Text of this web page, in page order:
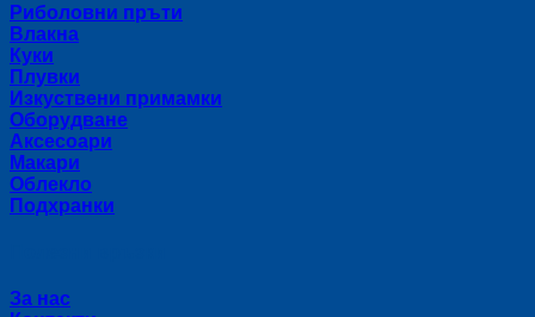
Риболовни пръти
Влакна
Куки
Плувки
Изкуствени примамки
Оборудване
Аксесоари
Макари
Облекло
Подхранки
За нас